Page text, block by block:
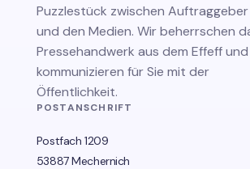
Puzzlestück zwischen Auftraggeber
und den Medien. Wir beherrschen
Pressehandwerk aus dem Effeff und
kommunizieren für Sie mit der
Öffentlichkeit.
POSTANSCHRIFT
Postfach 1209
53887 Mechernich